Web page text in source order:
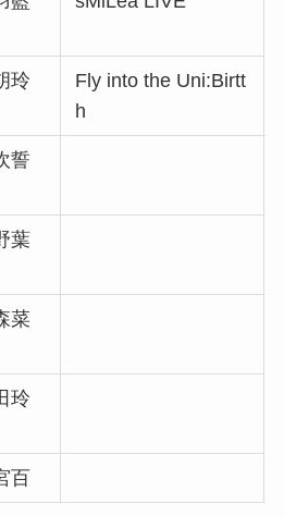
玲
Fly into the Uni:Birtt
h
誓
葉
菜
玲
百